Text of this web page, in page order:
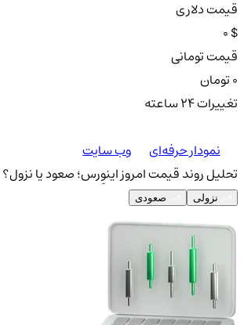
قیمت دلاری
0 $
قیمت تومانی
0 تومان
تغییرات ۲۴ ساعته
نمودار حرفه‌ای
وب سایت
تحلیل روند قیمت امروز اینوِرس؛ صعود یا نزول؟
نزولی صعودی